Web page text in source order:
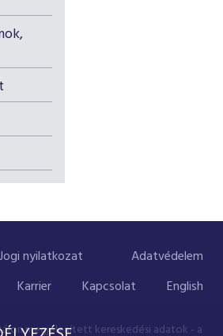
Jogi nyilatkozat
Adatvédelem
Karrier Kapcsolat English
megjelenített kereskedési adatok - a